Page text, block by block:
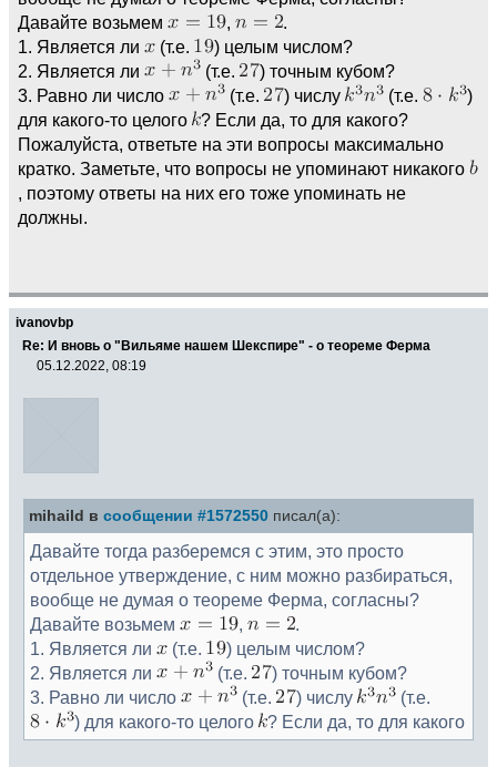
Давайте возьмем
1. Является ли
(т.е.
) целым числом?
2. Является ли
(т.е.
) точным кубом?
3. Равно ли число
(т.е. ) числу (т.е.
)
для какого-то целого
? Если да, то для какого?
Пожалуйста, ответьте на эти вопросы максимально
кратко. Заметьте, что вопросы не упоминают никакого
, поэтому ответы на них его тоже упоминать не
должны.
ivanovbp
Re: И вновь о "Вильяме нашем Шекспире" - о теореме Ферма
05.12.2022, 08:19
mihaild в сообщении #1572550 писал(а):
Давайте тогда разберемся с этим, это просто
отдельное утверждение, с ним можно разбираться,
вообще не думая о теореме Ферма, согласны?
Давайте возьмем
1. Является ли
(т.е.
) целым числом?
2. Является ли
(т.е.
) точным кубом?
3. Равно ли число
(т.е. ) числу
(т.е.
) для какого-то целого
? Если да, то для какого